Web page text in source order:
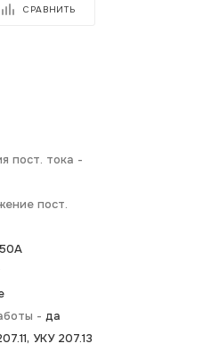
СРАВНИТЬ
пост. тока -
пост.
- да
УКУ 207.13